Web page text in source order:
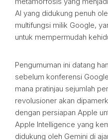
AI yang didukung penuh
multifungsi milik Google,
untuk mempermudah
Pengumuman ini datang
sebelum konferensi
mana pratinjau sejumlah
revolusioner akan
dengan persiapan Apple
Apple Intelligence yang
didukung oleh Gemini di